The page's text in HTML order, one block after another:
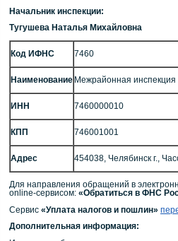
Начальник инспекции:
Тугушева Наталья Михайловна
Код ИФНС 7460
Наименование Межрайонная
ИНН 7460000010
КПП 746001001
Адрес 454038, Челябинск г.,
Для направления обращений в
online-сервисом: «Обратиться в ФНС
Сервис «Уплата налогов и пошлин»
Дополнительная информация: